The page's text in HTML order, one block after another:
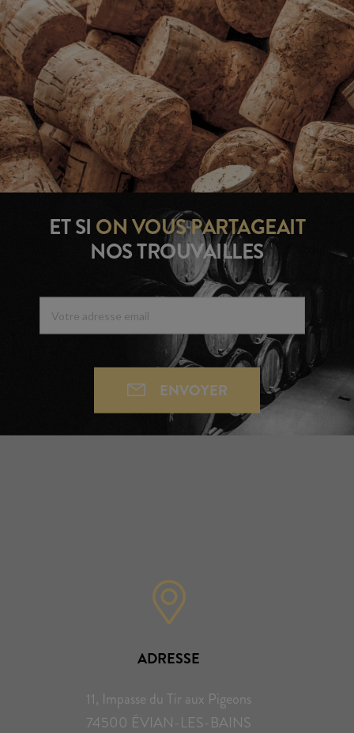
ET SI ON VOUSPARTAGEAIT
NOS TROUVAILLES
ENVOYER
ADRESSE
11, Impasse du Tir aux Pigeons
74500 ÉVIAN-LES-BAINS